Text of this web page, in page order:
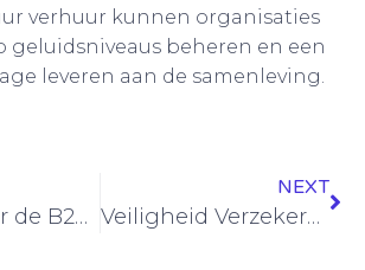
verhuur kunnen organisaties
geluidsniveaus beheren en een
leveren aan de samenleving.
Optimaliseer de B2B ervaring met shopware B2B webshops
NEXT
Veiligheid Verzekerd: De Synergie tussen Beveiligers Inhuren en de Moderne Alarmcentrale